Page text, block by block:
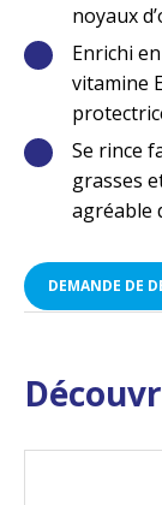
noyaux
Enrichi
vitamine
Se rince
grasses
agréable
DEMANDE DE